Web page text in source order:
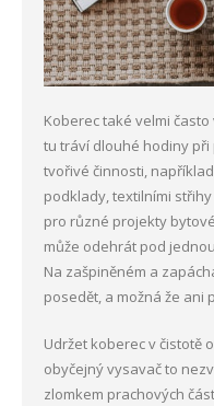
Koberec také velmi
tu tráví dlouhé hodiny při
tvořivé činnosti,
podklady, textilními
pro různé projekty
může odehrát pod
Na zašpiněném a
posedět, a možná že ani
Udržet koberec v čistotě
obyčejný vysavač to
zlomkem prachových